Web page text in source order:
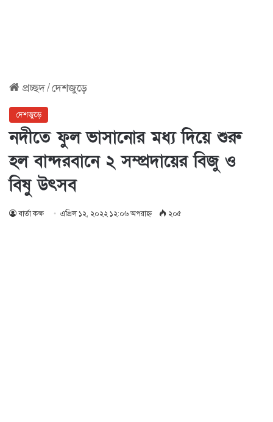
প্রচ্ছদ/দেশজুড়ে
দেশজুড়ে
নদীতে ফুল ভাসানোর মধ্য দিয়ে শুরু
হল বান্দরবানে ২ সম্প্রদায়ের বিজু ও
বিষু উৎসব
বার্তা কক্ষ এপ্রিল ১২, ২০২২ ১২:০৬ অপরাহ্ণ ২০৫